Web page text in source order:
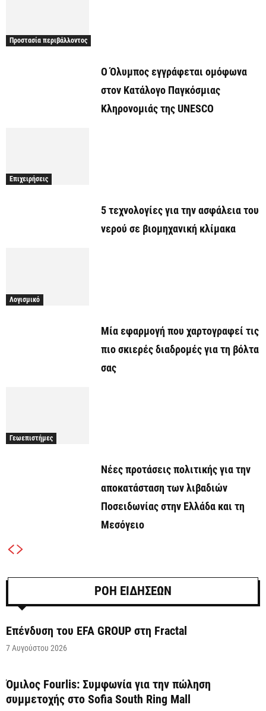
Προστασία περιβάλλοντος
Ο Όλυμπος εγγράφεται ομόφωνα
στον Κατάλογο Παγκόσμιας
Κληρονομιάς της UNESCO
Επιχειρήσεις
5 τεχνολογίες για την ασφάλεια του
νερού σε βιομηχανική κλίμακα
Λογισμικό
Μία εφαρμογή που χαρτογραφεί τις
πιο σκιερές διαδρομές για τη βόλτα
σας
Γεωεπιστήμες
Νέες προτάσεις πολιτικής για την
αποκατάσταση των λιβαδιών
Ποσειδωνίας στην Ελλάδα και τη
Μεσόγειο
ΡΟΗ ΕΙΔΗΣΕΩΝ
Επένδυση του EFA GROUP στη Fractal
7 Αυγούστου 2026
Όμιλος Fourlis: Συμφωνία για την πώληση
συμμετοχής στο Sofia South Ring Mall